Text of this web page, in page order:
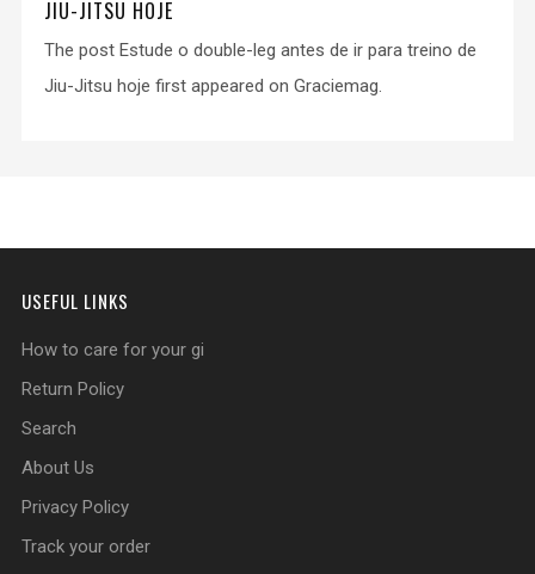
JIU-JITSU HOJE
The post Estude o double-leg antes de ir para treino de
Jiu-Jitsu hoje first appeared on Graciemag.
USEFUL LINKS
How to care for your gi
Return Policy
Search
About Us
Privacy Policy
Track your order